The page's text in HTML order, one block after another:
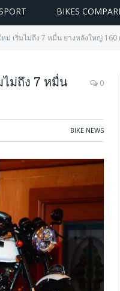
BIKES
ม่ เริ่มไม่ถึง 7 หมื่น ยางหลังใหญ่ 160
ไม่ถึง 7 หมื่น
0
BIKE NEWS